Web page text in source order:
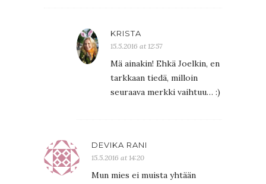
KRISTA
15.5.2016 at 12:57
Mä ainakin! Ehkä Joelkin, en
tarkkaan tiedä, milloin
seuraava merkki vaihtuu… :)
DEVIKA RANI
15.5.2016 at 14:20
Mun mies ei muista yhtään